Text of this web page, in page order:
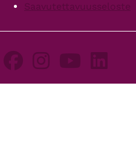
Saavutettavuusseloste